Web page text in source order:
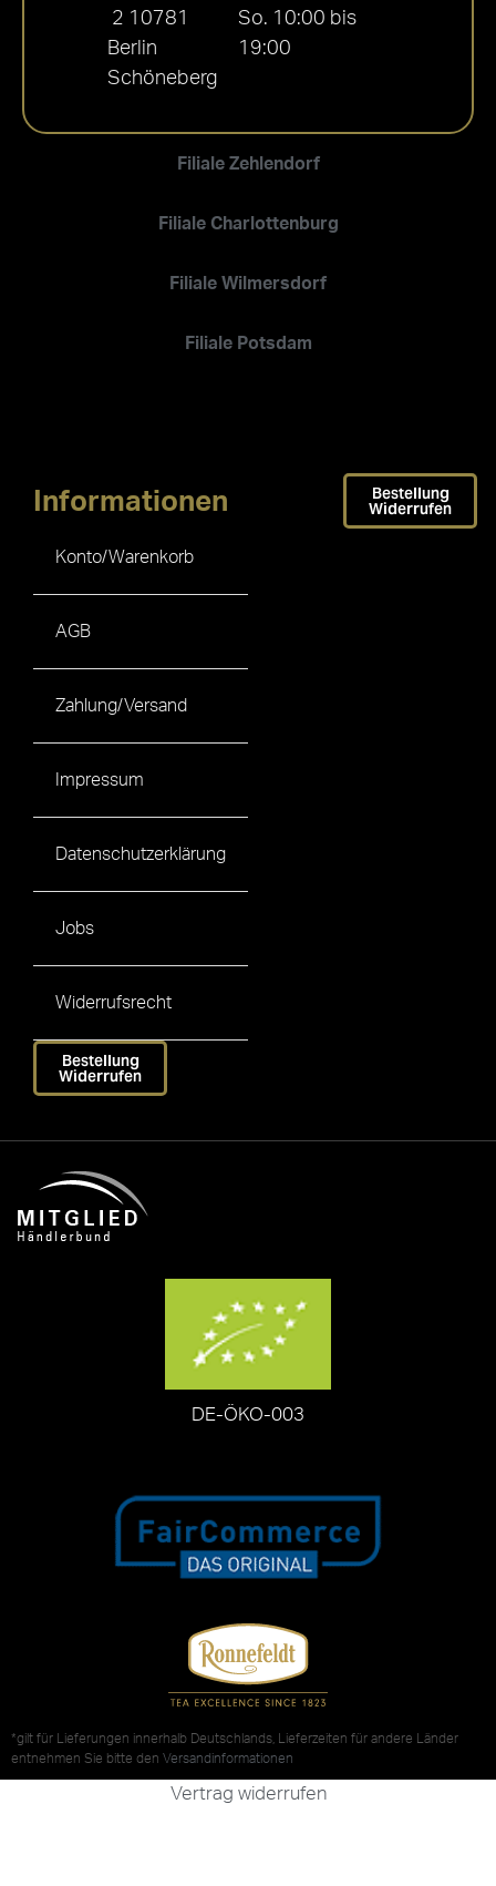
Filiale Zehlendorf
Filiale Charlottenburg
Filiale Wilmersdorf
Filiale Potsdam
2 10781
Berlin
Schöneberg
So. 10:00 bis
19:00
Informationen
Konto/Warenkorb
AGB
Zahlung/Versand
Impressum
Datenschutzerklärung
Jobs
Widerrufsrecht
Bestellung
Widerrufen
Bestellung
Widerrufen
DE-ÖKO-003
*gilt für Lieferungen innerhalb Deutschlands, Lieferzeiten für andere Länder
entnehmen Sie bitte den Versandinformationen
Vertrag widerrufen